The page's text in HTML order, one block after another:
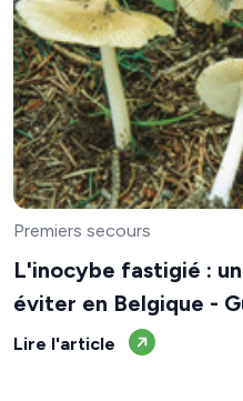
Premiers secours
L'inocybe fastigié :
éviter en Belgique -
Lire l'article